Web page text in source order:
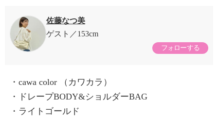
佐藤なつ美
ゲスト
153cm
フォローする
・cawa color （カワカラ）
・ドレープBODY&ショルダーBAG
・ライトゴールド